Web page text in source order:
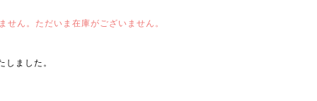
せん。ただいま在庫がございません。
しました。